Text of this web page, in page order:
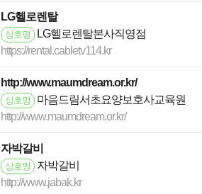
LG헬로렌탈
상호명
LG헬로렌탈본사직영점
https://rental.cabletv114.kr
http://www.maumdream.or.kr/
상호명
마음드림서초요양보호사교육원
http://www.maumdream.or.kr/
자박갈비
상호명
자박갈비
http://www.jabak.kr